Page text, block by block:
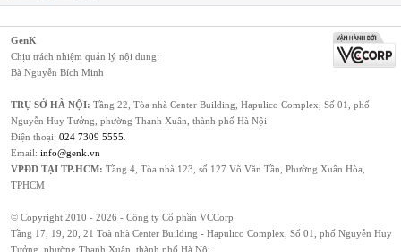
GenK
Chịu trách nhiệm quản lý nội dung:
Bà Nguyễn Bích Minh
TRỤ SỞ HÀ NỘI: Tầng 22, Tòa nhà Center Building, Hapulico Complex, Số 01, phố
Nguyễn Huy Tưởng, phường Thanh Xuân, thành phố Hà Nội
Điện thoại: 024 7309 5555
Email: info@genk.vn
VPĐD TẠI TP.HCM: Tầng 4, Tòa nhà 123, số 127 Võ Văn Tần, Phường Xuân Hòa,
TPHCM
© Copyright 2010 - 2026 - Công ty Cổ phần VCCorp
Tầng 17, 19, 20, 21 Toà nhà Center Building - Hapulico Complex, Số 01, phố Nguyễn Huy
Tưởng, phường Thanh Xuân, thành phố Hà Nội